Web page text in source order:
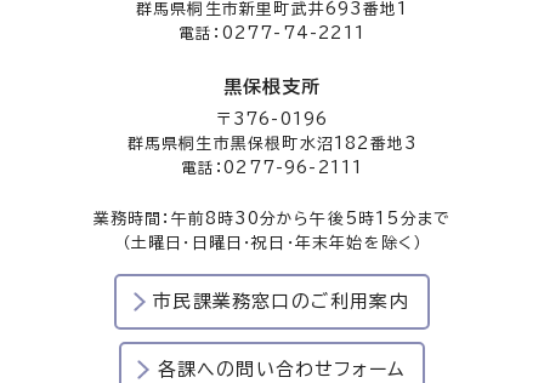
群馬県桐生市新里町武井693番地1
電話：0277-74-2211
黒保根支所
〒376-0196
群馬県桐生市黒保根町水沼182番地3
電話：0277-96-2111
業務時間：午前8時30分から午後5時15分まで
（土曜日・日曜日・祝日・年末年始を除く）
市民課業務窓口のご利用案内
各課への問い合わせフォーム